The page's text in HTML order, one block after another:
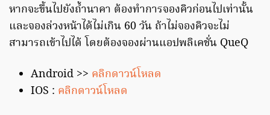
หากจะขึ้นไปยังถ้ำนาคา ต้องทำการจองคิวก่อนไปเท่านั้น
และจองล่วงหน้าได้ไม่เกิน 60 วัน ถ้าไม่จองคิวจะไม่
สามารถเข้าไปได้ โดยต้องจองผ่านแอปพลิเคชั่น QueQ
Android >> คลิกดาวน์โหลด
IOS : คลิกดาวน์โหลด